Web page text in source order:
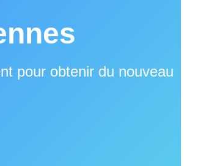
pour obtenir du nouveau